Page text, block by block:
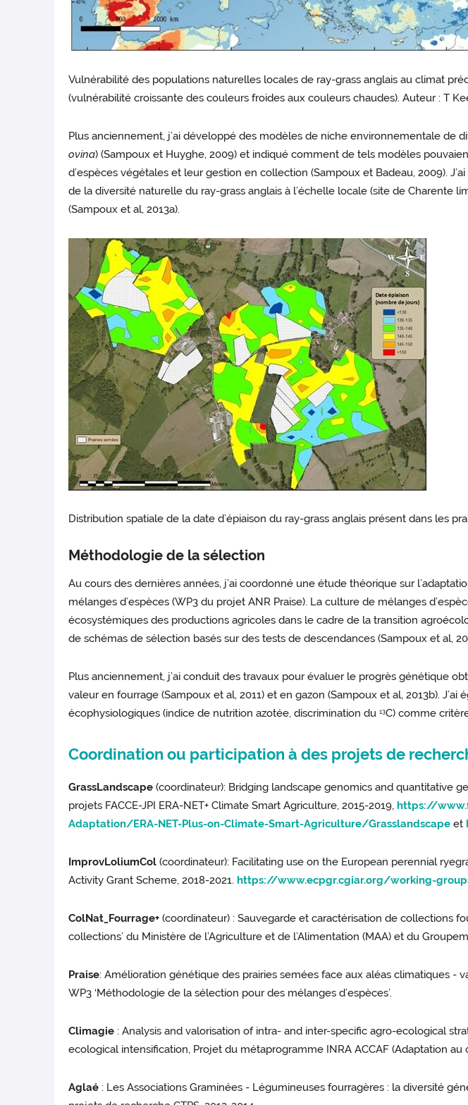
Vulnérabilité des populations naturelles locales de ray-grass anglais au climat
(vulnérabilité croissante des couleurs froides aux couleurs chaudes). Auteur : T
Plus anciennement, j’ai développé des modèles de niche environnementale de
ovina) (Sampoux et Huyghe, 2009) et indiqué comment de tels modèles
d’espèces végétales et leur gestion en collection (Sampoux et Badeau, 2009).
de la diversité naturelle du ray-grass anglais à l’échelle locale (site de Charente
(Sampoux et al, 2013a).
Distribution spatiale de la date d’épiaison du ray-grass anglais présent dans les
Méthodologie de la sélection
Au cours des dernières années, j’ai coordonné une étude théorique sur
mélanges d’espèces (WP3 du projet ANR Praise). La culture de mélanges
écosystémiques des productions agricoles dans le cadre de la transition
de schémas de sélection basés sur des tests de descendances (Sampoux et al,
Plus anciennement, j’ai conduit des travaux pour évaluer le progrès génétique
valeur en fourrage (Sampoux et al, 2011) et en gazon (Sampoux et al, 2013b).
écophysiologiques (indice de nutrition azotée, discrimination du13C) comme
Coordination ou participation à des projets de
GrassLandscape (coordinateur): Bridging landscape genomics and quantitative
projets FACCE-JPI ERA-NET+ Climate Smart Agriculture, 2015-2019, https://
Adaptation/ERA-NET-Plus-on-Climate-Smart-Agriculture/Grasslandscape et
ImprovLoliumCol (coordinateur): Facilitating use on the European perennial
Activity Grant Scheme, 2018-2021. https://www.ecpgr.cgiar.org/working-
ColNat_Fourrage+ (coordinateur) : Sauvegarde et caractérisation de collections
collections’ du Ministère de l’Agriculture et de l’Alimentation (MAA) et du
Praise: Amélioration génétique des prairies semées face aux aléas climatiques -
WP3 ‘Méthodologie de la sélection pour des mélanges d’espèces’.
Climagie : Analysis and valorisation of intra- and inter-specific agro-ecological
ecological intensification, Projet du métaprogramme INRA ACCAF (Adaptation
Aglaé : Les Associations Graminées - Légumineuses fourragères : la diversité